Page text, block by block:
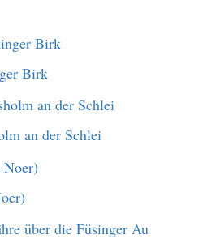
Birk
an der Schlei